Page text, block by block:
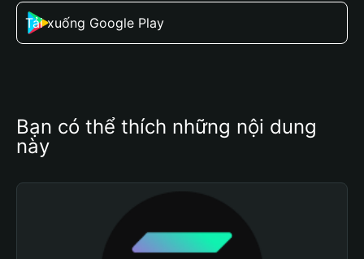
Tải xuống Google Play
Bạn có thể thích những nội dung
này